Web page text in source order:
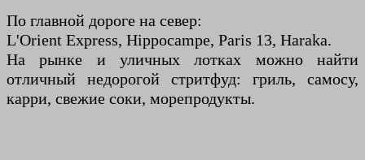
По главной дороге на север:
L'Orient Express, Hippocampe, Paris 13, Haraka.
На рынке и уличных лотках можно найти
отличный недорогой стритфуд: гриль, самосу,
карри, свежие соки, морепродукты.